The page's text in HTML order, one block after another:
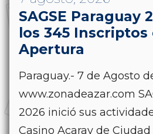
SAGSE Paraguay
los 345 Inscriptos
Apertura
Paraguay.- 7 de Agosto
www.zonadeazar.com
2026 inició sus
Casino Acaray de